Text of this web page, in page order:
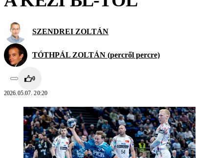
SZENDREI ZOLTÁN
TÓTHPÁL ZOLTÁN (percről percre)
0
2026.05.07. 20:20